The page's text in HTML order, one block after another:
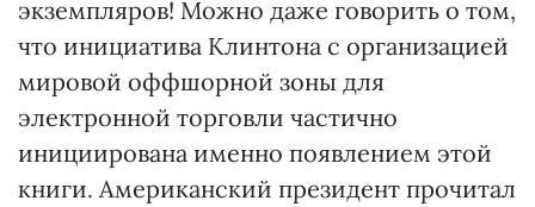
экземпляров! Можно даже говорить о том,
что инициатива Клинтона с организацией
мировой оффшорной зоны для
электронной торговли частично
инициирована именно появлением этой
книги. Американский президент прочитал